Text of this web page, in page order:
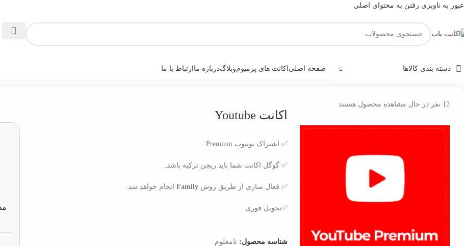
عبور به ناوبری رفتن به محتوای اصلی
دسته بندی کالاها صفحه اصلی اکانت های پرمیوموبلاگدرباره ما ارتباط با ما
12 نفر در حال مشاهده محصول هستند
اکانت Youtube
✅ اشتراک یوتیوب Premium
✅ گوگل اکانت شما باید ریجن ترکیه باشد.
✅ فعال سازی از طریق روش Familyانجام خواهد شد.
✅تحویل فوری
شناسه محصول: نامعلوم